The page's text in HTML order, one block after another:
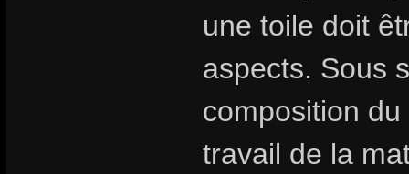
une toile doit
aspects. Sous
composition
travail de la